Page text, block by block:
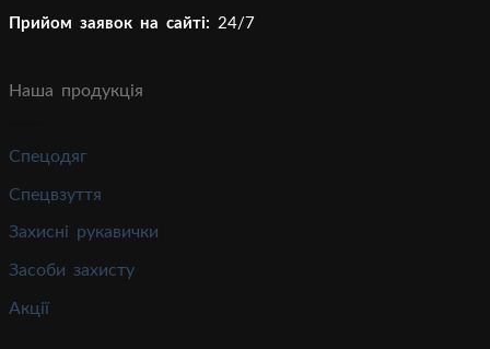
Прийом заявок на сайті:24/7
Наша продукція
Спецодяг
Спецвзуття
Захисні рукавички
Засоби захисту
Акції